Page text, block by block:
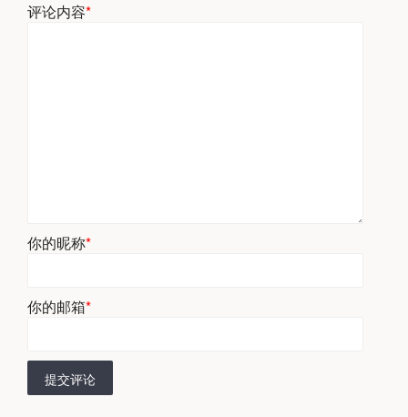
评论内容*
你的昵称*
你的邮箱*
提交评论